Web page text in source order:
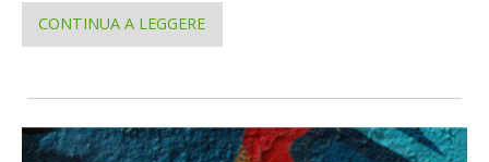
CONTINUA A LEGGERE